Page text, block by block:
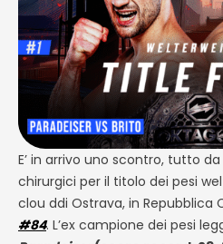
E’ in arrivo uno scontro, tutto
chirurgici per il titolo dei pesi
clou ddi Ostrava, in Repubblica
#84. L’ex campione dei pesi